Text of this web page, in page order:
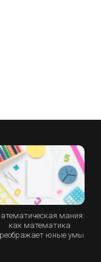
мания:
как математика
юные умы